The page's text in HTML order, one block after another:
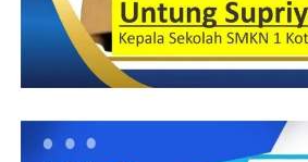
(SN)
Post Views: 10